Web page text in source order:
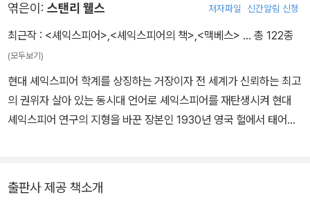
리학, 수사학, 문학 등을 배웠는데, 《성경》과 더불어 오비디우스의
《변신》은 셰익스피어에게 상상력의 원천이 된다. 그리스어도 배웠지
만 그리 신통하지는 않았다. 그 때문에 동시대 극작가 벤 존슨은 “라
어를 조롱하기도 했다. 그러나 셰익스피어의 타고난 언어 구사 능력,
무대 예술에 대한 천부적인 감각, 다양한 경험, 인간에 대한 심오한 이
해는 그를 위대한 극작가로 만들기에 부족함이 없었다. 그는 제대로
커스》, 《헨리 6세》, 《리처드 3세》 등이 런던 무대에서 상연되었다.
엮은이: 스탠리 웰스 저자파일 신간알림 신청
최근작 : <셰익스피어>,<셰익스피어의 책>,<맥베스> … 총 122종
(모두보기)
현대 셰익스피어 학계를 상징하는 거장이자 전 세계가 신뢰하는 최고
의 권위자 살아 있는 동시대 언어로 셰익스피어를 재탄생시켜 현대
셰익스피어 연구의 지형을 바꾼 장본인 1930년 영국 헐에서 태어나
펭귄 셰익스피어’ 시리즈 부편집장을, 1988~1997년 버밍엄대학교
출판사 제공 책소개